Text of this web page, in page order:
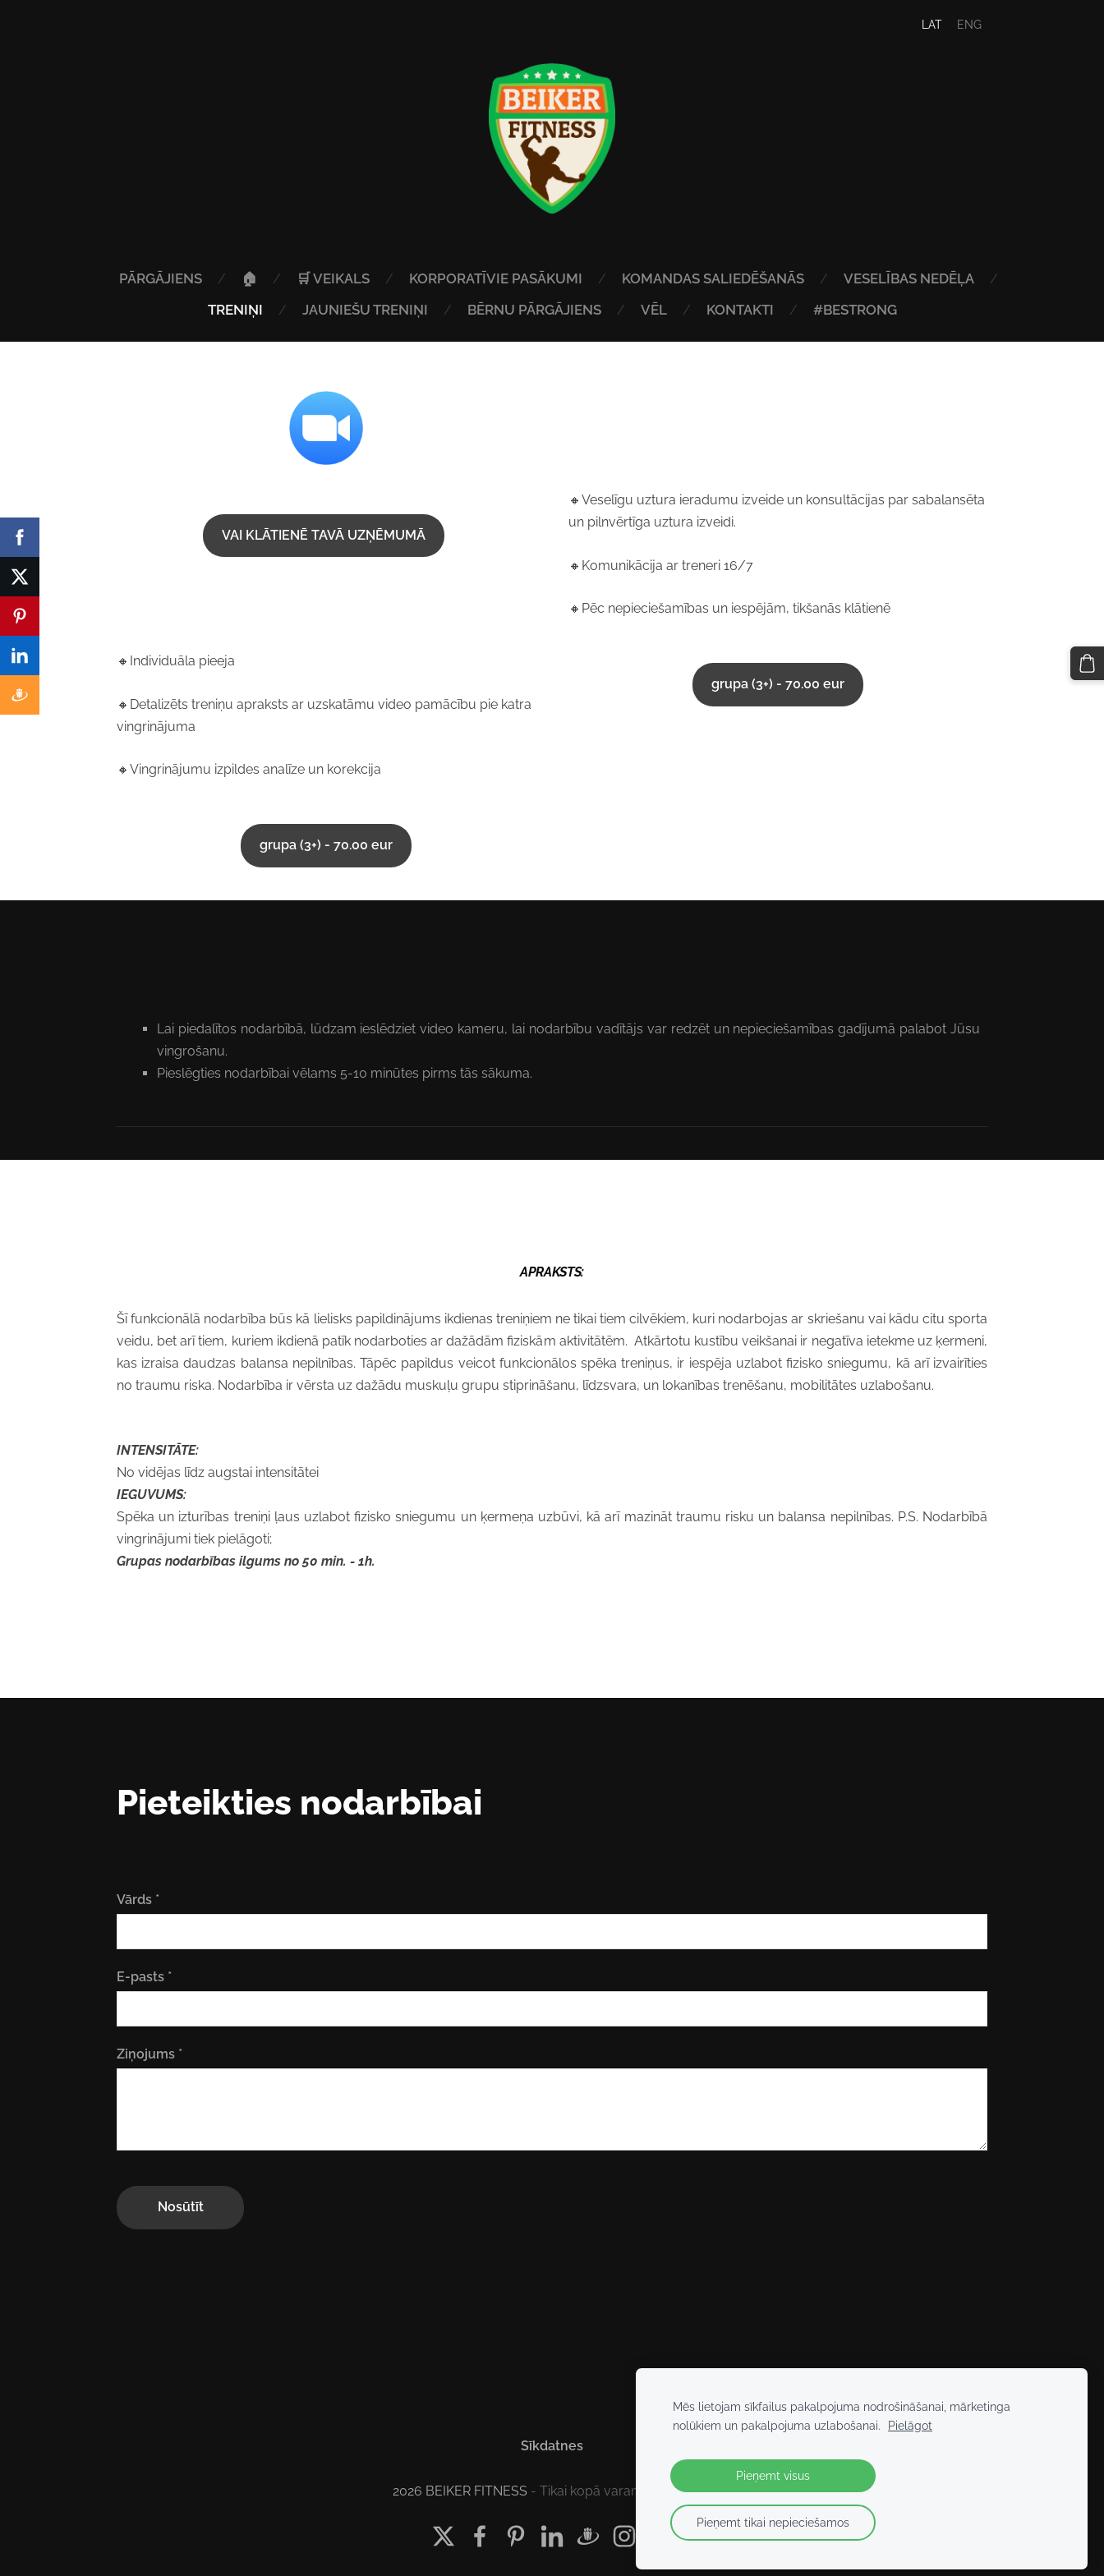
PĀRGĀJIENS 🏠 🛒 VEIKALS KORPORATĪVIE PASĀKUMI KOMANDAS SALIEDĒŠANĀS
VESELĪBAS NEDĒĻA
TRENIŅI
JAUNIEŠU TRENIŅI BĒRNU PĀRGĀJIENS VĒL KONTAKTI #BESTRONG
LAT ENG
VAI KLĀTIENĒ TAVĀ UZŅĒMUMĀ
🔸Individuāla pieeja
🔸Detalizēts treniņu apraksts ar uzskatāmu video pamācību pie katra
vingrinājuma
🔸Vingrinājumu izpildes analīze un korekcija
grupa (3+) - 70.00 eur
🔸Veselīgu uztura ieradumu izveide un konsultācijas par sabalansēta
un pilnvērtīga uztura izveidi.
🔸Komunikācija ar treneri 16/7
🔸Pēc nepieciešamības un iespējām, tikšanās klātienē
grupa (3+) - 70.00 eur
Lai piedalītos nodarbībā, lūdzam ieslēdziet video kameru, lai nodarbību vadītājs var redzēt un nepieciešamības gadījumā palabot Jūsu
vingrošanu.
Pieslēgties nodarbībai vēlams 5-10 minūtes pirms tās sākuma.
APRAKSTS:
Šī funkcionālā nodarbība būs kā lielisks papildinājums ikdienas treniņiem ne tikai tiem cilvēkiem, kuri nodarbojas ar skriešanu vai kādu citu sporta
veidu, bet arī tiem, kuriem ikdienā patīk nodarboties ar dažādām fiziskām aktivitātēm. Atkārtotu kustību veikšanai ir negatīva ietekme uz ķermeni,
kas izraisa daudzas balansa nepilnības. Tāpēc papildus veicot funkcionālos spēka treniņus, ir iespēja uzlabot fizisko sniegumu, kā arī izvairīties
no traumu riska. Nodarbība ir vērsta uz dažādu muskuļu grupu stiprināšanu, līdzsvara, un lokanības trenēšanu, mobilitātes uzlabošanu.
INTENSITĀTE:
No vidējas līdz augstai intensitātei
IEGUVUMS:
Spēka un izturības treniņi ļaus uzlabot fizisko sniegumu un ķermeņa uzbūvi, kā arī mazināt traumu risku un balansa nepilnības. P.S. Nodarbībā
vingrinājumi tiek pielāgoti;
Grupas nodarbības ilgums no 50 min. - 1h.
Pieteikties nodarbībai
Vārds *
E-pasts *
Ziņojums *
Sīkdatnes
2026 BEIKER FITNESS - Tikai kopā varam vairāk!
Mēs lietojam sīkfailus pakalpojuma nodrošināšanai, mārketinga
nolūkiem un pakalpojuma uzlabošanai.
Pielāgot
Pieņemt visus
Pieņemt tikai nepieciešamos